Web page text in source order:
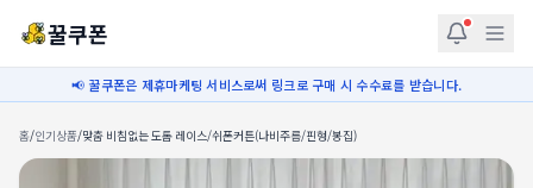
꿀쿠폰
📢 꿀쿠폰은 제휴마케팅 서비스로써 링크로 구매 시 수수료를 받습니다.
홈/인기상품/맞춤 비침없는 도톰 레이스/쉬폰커튼(나비주름/핀형/봉집)